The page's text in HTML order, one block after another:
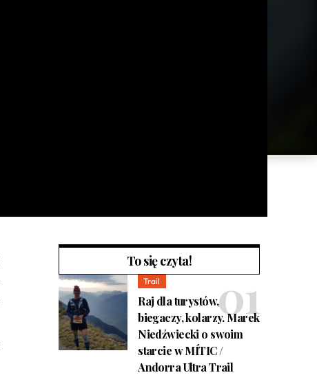
To się czyta!
Trail
Raj dla turystów,
biegaczy, kolarzy. Marek
Niedźwiecki o swoim
starcie w MÍTIC /
Andorra Ultra Trail